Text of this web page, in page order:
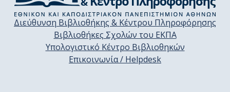
Διεύθυνση Βιβλιοθήκης & Κέντρου Πληροφόρησης
Βιβλιοθήκες Σχολών του ΕΚΠΑ
Υπολογιστικό Κέντρο Βιβλιοθηκών
Επικοινωνία / Helpdesk